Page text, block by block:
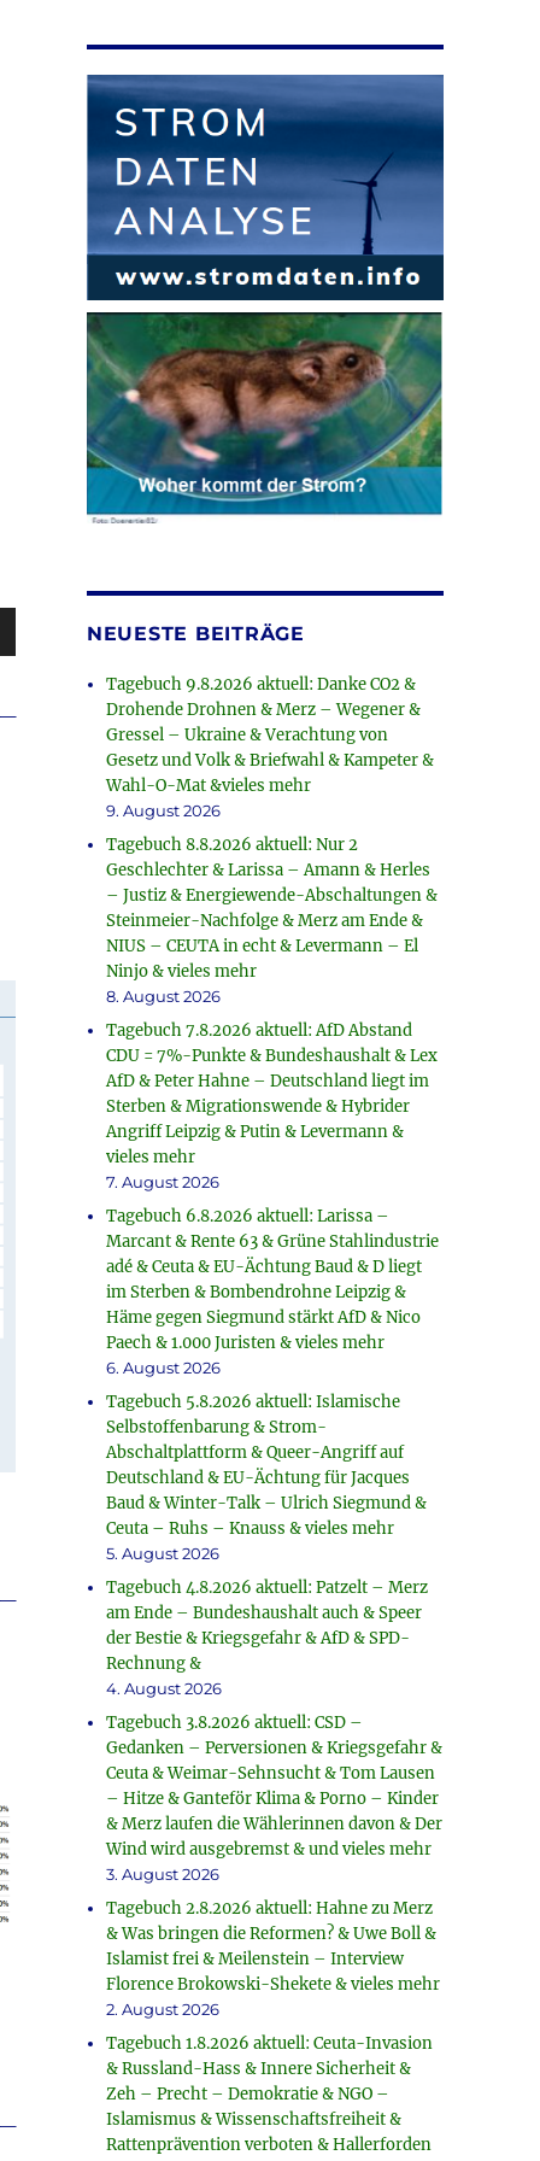
NEUESTE BEITRÄGE
Tagebuch 9.8.2026 aktuell: Danke CO2 &
Drohende Drohnen & Merz – Wegener &
Gressel – Ukraine & Verachtung von
Gesetz und Volk & Briefwahl & Kampeter &
Wahl-O-Mat &vieles mehr
9. August 2026
Tagebuch 8.8.2026 aktuell: Nur 2
Geschlechter & Larissa – Amann & Herles
– Justiz & Energiewende-Abschaltungen &
Steinmeier-Nachfolge & Merz am Ende &
NIUS – CEUTA in echt & Levermann – El
Ninjo & vieles mehr
8. August 2026
Tagebuch 7.8.2026 aktuell: AfD Abstand
CDU = 7%-Punkte & Bundeshaushalt & Lex
AfD & Peter Hahne – Deutschland liegt im
Sterben & Migrationswende & Hybrider
Angriff Leipzig & Putin & Levermann &
vieles mehr
7. August 2026
Tagebuch 6.8.2026 aktuell: Larissa –
Marcant & Rente 63 & Grüne Stahlindustrie
adé & Ceuta & EU-Ächtung Baud & D liegt
im Sterben & Bombendrohne Leipzig &
Häme gegen Siegmund stärkt AfD & Nico
Paech & 1.000 Juristen & vieles mehr
6. August 2026
Tagebuch 5.8.2026 aktuell: Islamische
Selbstoffenbarung & Strom-
Abschaltplattform & Queer-Angriff auf
Deutschland & EU-Ächtung für Jacques
Baud & Winter-Talk – Ulrich Siegmund &
Ceuta – Ruhs – Knauss & vieles mehr
5. August 2026
Tagebuch 4.8.2026 aktuell: Patzelt – Merz
am Ende – Bundeshaushalt auch & Speer
der Bestie & Kriegsgefahr & AfD & SPD-
Rechnung &
4. August 2026
Tagebuch 3.8.2026 aktuell: CSD –
Gedanken – Perversionen & Kriegsgefahr &
Ceuta & Weimar-Sehnsucht & Tom Lausen
– Hitze & Ganteför Klima & Porno – Kinder
& Merz laufen die Wählerinnen davon & Der
Wind wird ausgebremst & und vieles mehr
3. August 2026
Tagebuch 2.8.2026 aktuell: Hahne zu Merz
& Was bringen die Reformen? & Uwe Boll &
Islamist frei & Meilenstein – Interview
Florence Brokowski-Shekete & vieles mehr
2. August 2026
Tagebuch 1.8.2026 aktuell: Ceuta-Invasion
& Russland-Hass & Innere Sicherheit &
Zeh – Precht – Demokratie & NGO –
Islamismus & Wissenschaftsfreiheit &
Rattenprävention verboten & Hallerforden